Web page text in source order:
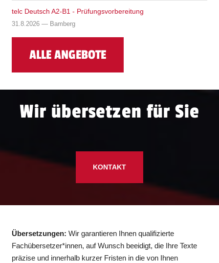
telc Deutsch A2-B1 - Prüfungsvorbereitung
31.8.2026 — Bamberg
ALLE ANGEBOTE
Wir übersetzen für Sie
KONTAKT
Übersetzungen: Wir garantieren Ihnen qualifizierte
Fachübersetzer*innen, auf Wunsch beeidigt, die Ihre Texte
präzise und innerhalb kurzer Fristen in die von Ihnen